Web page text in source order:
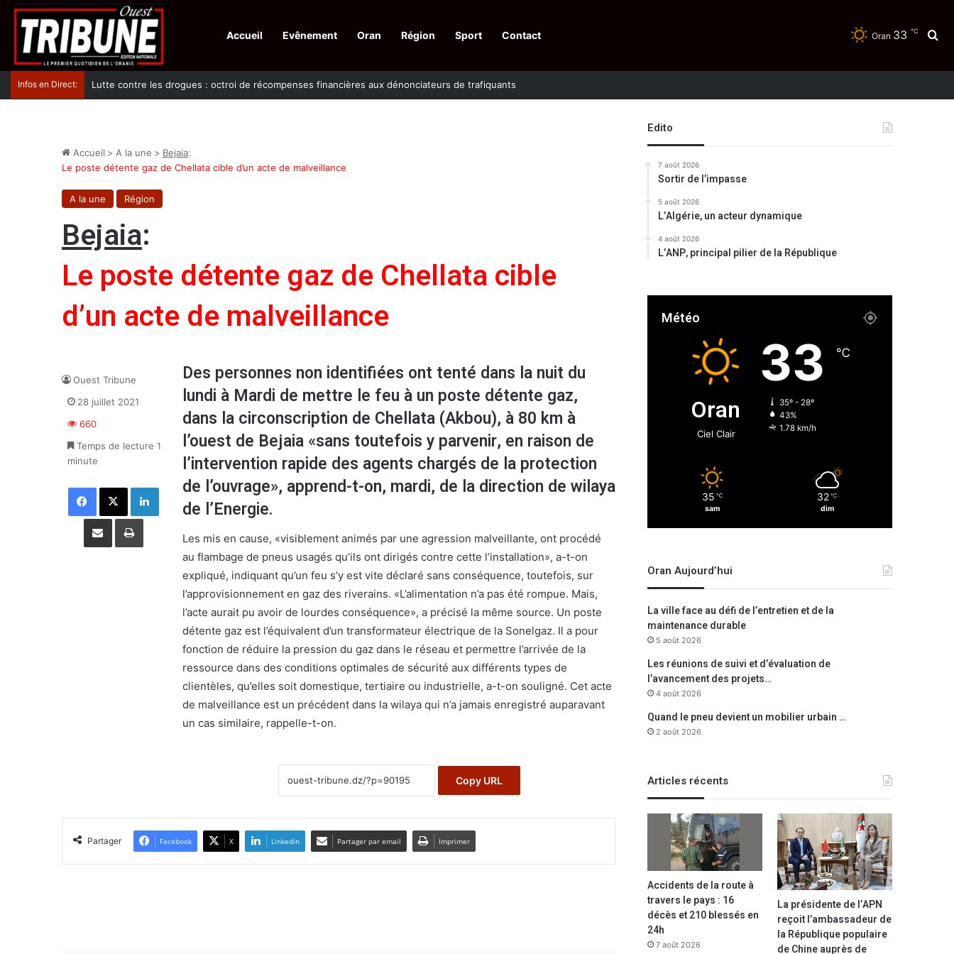
Accueil Evênement Oran Région Sport Contact Oran 33 ℃
Infos en Direct: Lutte contre les drogues : octroi de récompenses financières aux dénonciateurs de trafiquants
Accueil > A la une > Bejaia:
Le poste détente gaz de Chellata cible d’un acte de malveillance
A la une Région
Bejaia:
Le poste détente gaz de Chellata cible
d’un acte de malveillance
Des personnes non identifiées ont tenté dans la nuit du
lundi à Mardi de mettre le feu à un poste détente gaz,
dans la circonscription de Chellata (Akbou), à 80 km à
l’ouest de Bejaia «sans toutefois y parvenir, en raison de
l’intervention rapide des agents chargés de la protection
de l’ouvrage», apprend-t-on, mardi, de la direction de wilaya
de l’Energie.
Les mis en cause, «visiblement animés par une agression malveillante, ont procédé
au flambage de pneus usagés qu’ils ont dirigés contre cette l’installation», a-t-on
expliqué, indiquant qu’un feu s’y est vite déclaré sans conséquence, toutefois, sur
l’approvisionnement en gaz des riverains. «L’alimentation n’a pas été rompue. Mais,
l’acte aurait pu avoir de lourdes conséquence», a précisé la même source. Un poste
détente gaz est l’équivalent d’un transformateur électrique de la Sonelgaz. Il a pour
fonction de réduire la pression du gaz dans le réseau et permettre l’arrivée de la
ressource dans des conditions optimales de sécurité aux différents types de
clientèles, qu’elles soit domestique, tertiaire ou industrielle, a-t-on souligné. Cet acte
de malveillance est un précédent dans la wilaya qui n’a jamais enregistré auparavant
un cas similaire, rappelle-t-on.
Copy URL
Ouest Tribune
28 juillet 2021
660
Temps de lecture 1
minute
Facebook X Linkedin
Partager par email Imprimer
Partager Facebook X Linkedin Partager par email Imprimer
Edito
7 août 2026
Sortir de l’impasse
5 août 2026
L’Algérie, un acteur dynamique
4 août 2026
L’ANP, principal pilier de la République
Météo
Oran
Ciel Clair
33 ℃
35º - 28º
43%
1.78 km/h
35 ℃
sam
32 ℃
dim
Oran Aujourd’hui
La ville face au défi de l’entretien et de la
maintenance durable
5 août 2026
Les réunions de suivi et d’évaluation de
l’avancement des projets…
4 août 2026
Quand le pneu devient un mobilier urbain …
2 août 2026
Articles récents
Accidents de la route à
travers le pays : 16
décès et 210 blessés en
24h
7 août 2026
La présidente de l’APN
reçoit l’ambassadeur de
la République populaire
de Chine auprès de